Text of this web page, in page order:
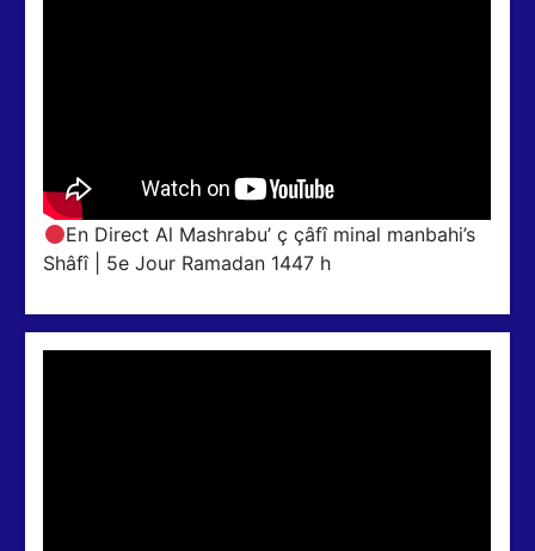
En Direct Al Mashrabu’ ç çâfî minal manbahi’s
Shâfî | 5e Jour Ramadan 1447 h